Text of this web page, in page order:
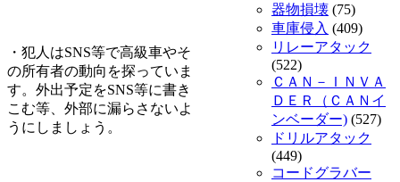
・犯人はSNS等で高級車やそ
の所有者の動向を探っていま
す。外出予定をSNS等に書き
こむ等、外部に漏らさないよ
うにしましょう。
器物損壊 (75)
車庫侵入 (409)
リレーアタック
(522)
ＣＡＮ－ＩＮＶＡ
ＤＥＲ（ＣＡＮイ
ンベーダー) (527)
ドリルアタック
(449)
コードグラバー